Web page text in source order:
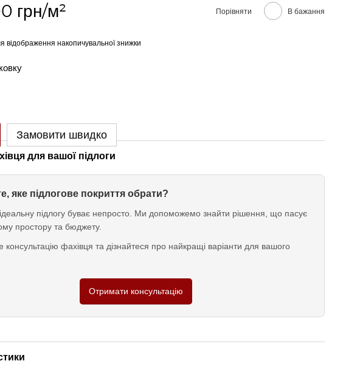
грн/м² Порівняти В бажання
відображення накопичувальної знижки
Замовити швидко
для вашої підлоги
яке підлогове покриття обрати?
ідеальну підлогу буває непросто. Ми допоможемо знайти рішення, що пасує
простору та бюджету.
консультацію фахівця та дізнайтеся про найкращі варіанти для вашого
Отримати консультацію